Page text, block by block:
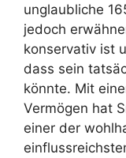
unglaubliche
jedoch
konservativ ist
dass sein
könnte. Mit
Vermögen hat
einer der